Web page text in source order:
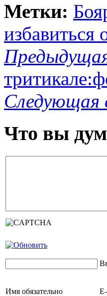
Метки:
избавиться
Следующая
Что вы
Имя обязательно